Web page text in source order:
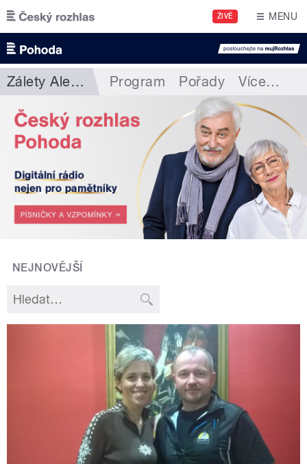
Přejít k hlavnímu obsahu
ŽIVĚ MENU
Zálety Aleny Zárybnické Program Pořady Více…
NEJNOVĚJŠÍ